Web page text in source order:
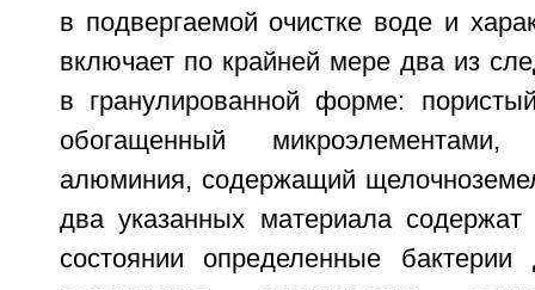
в подвергаемой очистке воде и
включает по крайней мере два из
в гранулированной форме:
обогащенный
алюминия, содержащий
два указанных материала
состоянии определенные бактерии